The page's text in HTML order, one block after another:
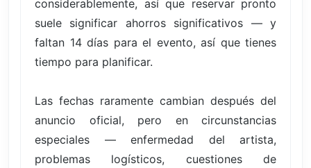
considerablemente, así que reservar pronto
suele significar ahorros significativos — y
faltan 14 días para el evento, así que tienes
tiempo para planificar.
Las fechas raramente cambian después del
anuncio oficial, pero en circunstancias
especiales — enfermedad del artista,
problemas logísticos, cuestiones de